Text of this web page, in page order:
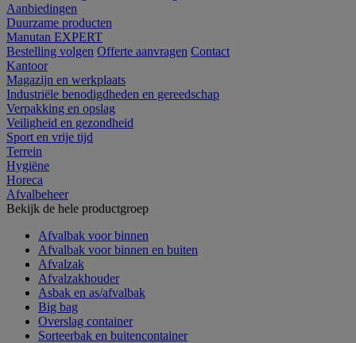
Aanbiedingen
Duurzame producten
Manutan EXPERT
Bestelling volgen Offerte aanvragen Contact
Kantoor
Magazijn en werkplaats
Industriële benodigdheden en gereedschap
Verpakking en opslag
Veiligheid en gezondheid
Sport en vrije tijd
Terrein
Hygiëne
Horeca
Afvalbeheer
Bekijk de hele productgroep
Afvalbak voor binnen
Afvalbak voor binnen en buiten
Afvalzak
Afvalzakhouder
Asbak en as/afvalbak
Big bag
Overslag container
Sorteerbak en buitencontainer